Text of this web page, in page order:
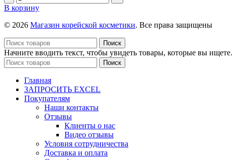
товара
Ночная
маска
губ
с
ПДРН
и
коллагеном
medicube
PDRN
Sleeping
В корзину
© 2026 Магазин корейской косметики. Все права защищены
Поиск
Начните вводить текст, чтобы увидеть товары, которые вы ищете.
Поиск
Главная
ЗАПРОСИТЬ EXCEL
Покупателям
Наши контакты
Отзывы
Клиенты о нас
Видео отзывы
Условия сотрудничества
Доставка и оплата